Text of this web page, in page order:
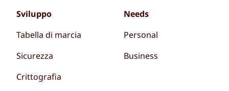
Sviluppo
Tabella di marcia
Sicurezza
Crittografia
Needs
Personal
Business